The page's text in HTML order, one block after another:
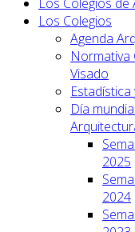
Los Colegios
Agenda
Normativa
Visado
Día
2025
2024